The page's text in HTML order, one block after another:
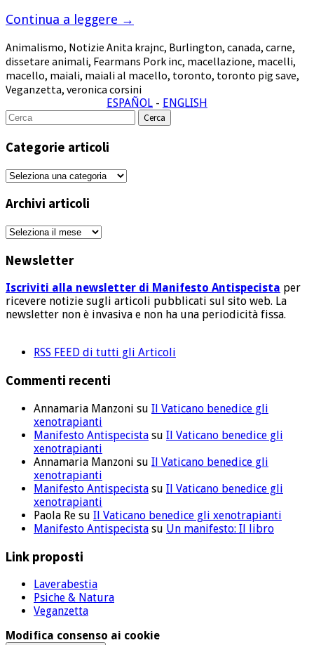
Continua a leggere →
Animalismo, Notizie Anita krajnc, Burlington, canada, carne,
dissetare animali, Fearmans Pork inc, macellazione, macelli,
macello, maiali, maiali al macello, toronto, toronto pig save,
Veganzetta, veronica corsini
ESPAÑOL - ENGLISH
Cerca
per:
Categorie articoli
Categorie
Archivi articoli
Archivi
Newsletter
Iscriviti alla newsletter di Manifesto Antispecista per
ricevere notizie sugli articoli pubblicati sul sito web. La
newsletter non è invasiva e non ha una periodicità fissa.
RSS FEED di tutti gli Articoli
Commenti recenti
Annamaria Manzoni su Il Vaticano benedice gli
xenotrapianti
Manifesto Antispecista su Il Vaticano benedice gli
xenotrapianti
Annamaria Manzoni su Il Vaticano benedice gli
xenotrapianti
Manifesto Antispecista su Il Vaticano benedice gli
xenotrapianti
Paola Re su Il Vaticano benedice gli xenotrapianti
Manifesto Antispecista su Un manifesto: Il libro
Link proposti
Laverabestia
Psiche & Natura
Veganzetta
Modifica consenso ai cookie